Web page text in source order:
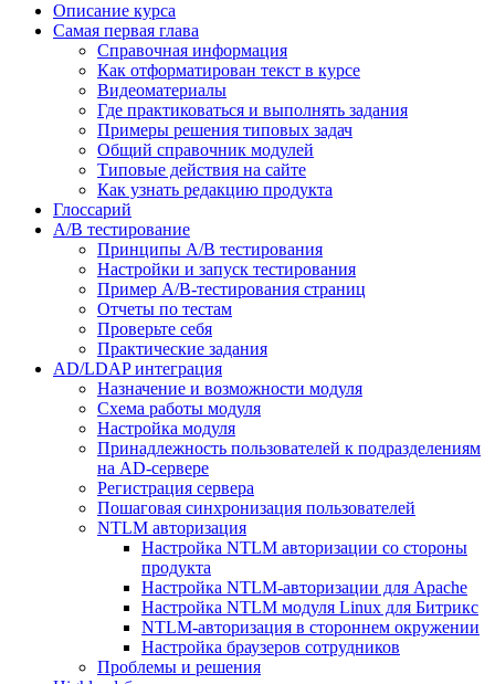
Описание курса
Самая первая глава
Справочная информация
Как отформатирован текст в курсе
Видеоматериалы
Где практиковаться и выполнять задания
Примеры решения типовых задач
Общий справочник модулей
Типовые действия на сайте
Как узнать редакцию продукта
Глоссарий
A/B тестирование
Принципы A/B тестирования
Настройки и запуск тестирования
Пример A/B-тестирования страниц
Отчеты по тестам
Проверьте себя
Практические задания
AD/LDAP интеграция
Назначение и возможности модуля
Схема работы модуля
Настройка модуля
Принадлежность пользователей к подразделениям
на AD-сервере
Регистрация сервера
Пошаговая синхронизация пользователей
NTLM авторизация
Настройка NTLM авторизации со стороны
продукта
Настройка NTLM-авторизации для Apache
Настройка NTLM модуля Linux для Битрикс
NTLM-авторизация в стороннем окружении
Настройка браузеров сотрудников
Проблемы и решения